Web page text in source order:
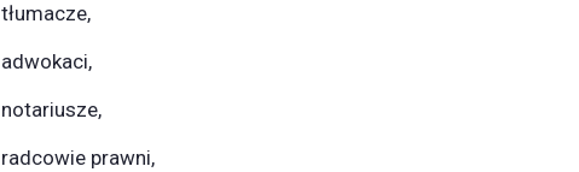
tłumacze,
adwokaci,
notariusze,
radcowie prawni,